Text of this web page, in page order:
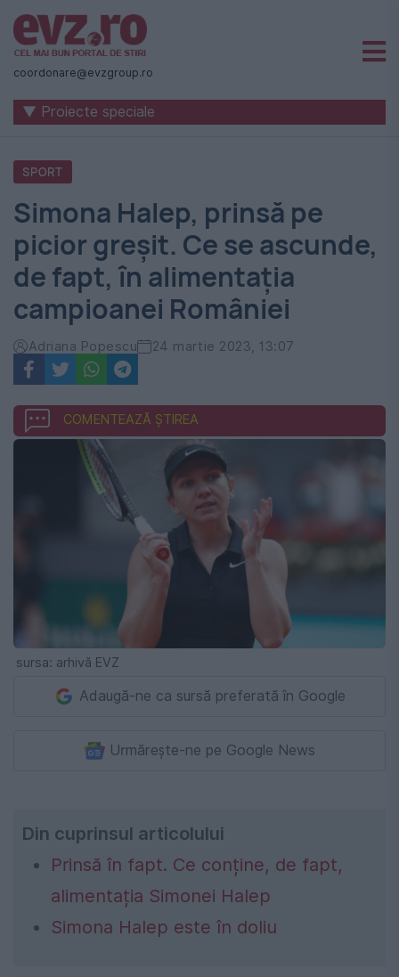
Știri
naționale
internaționale
România
-
Evenimentul
Zilei
coordonare@evzgroup.ro
▼ Proiecte speciale
SPORT
Simona Halep, prinsă pe
picior greșit. Ce se ascunde,
de fapt, în alimentația
campioanei României
Adriana Popescu 24 martie 2023, 13:07
COMENTEAZĂ ȘTIREA
sursa: arhivă EVZ
Adaugă-ne ca sursă preferată în Google
Urmărește-ne pe Google News
Din cuprinsul articolului
Prinsă în fapt. Ce conține, de fapt,
alimentația Simonei Halep
Simona Halep este în doliu